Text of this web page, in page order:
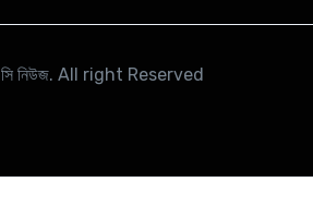
সি নিউজ. All right Reserved